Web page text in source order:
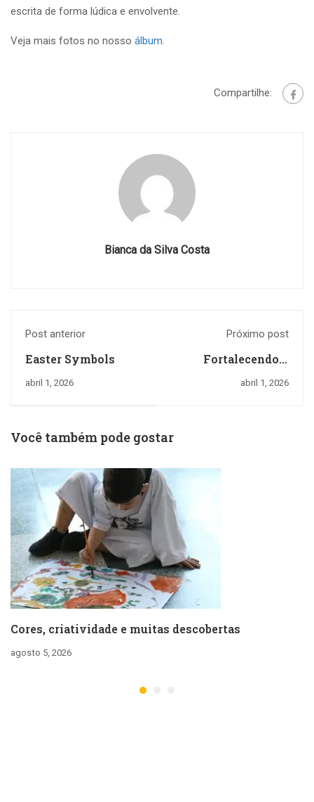
escrita de forma lúdica e envolvente.
Veja mais fotos no nosso álbum.
Compartilhe:
Bianca da Silva Costa
Post anterior
Easter Symbols
abril 1, 2026
Próximo post
Fortalecendo o
aprendizado!
abril 1, 2026
Você também pode gostar
Cores, criatividade e muitas descobertas
agosto 5, 2026